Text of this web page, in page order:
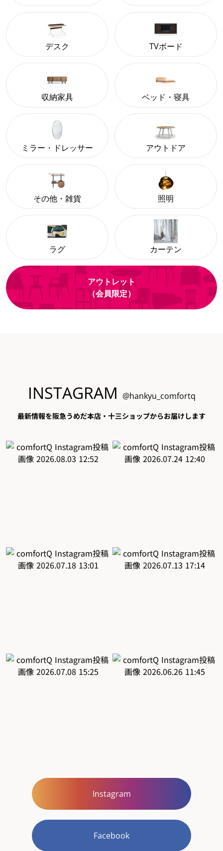
デスク TVボード
収納家具 ベッド・寝具
ミラー・ドレッサー アウトドア
その他・雑貨 照明
ラグ カーテン
アウトレット
（会員限定）
INSTAGRAM @hankyu_comfortq
最新情報を阪急うめだ本店・十三ショップからお届けします
Instagram
Facebook